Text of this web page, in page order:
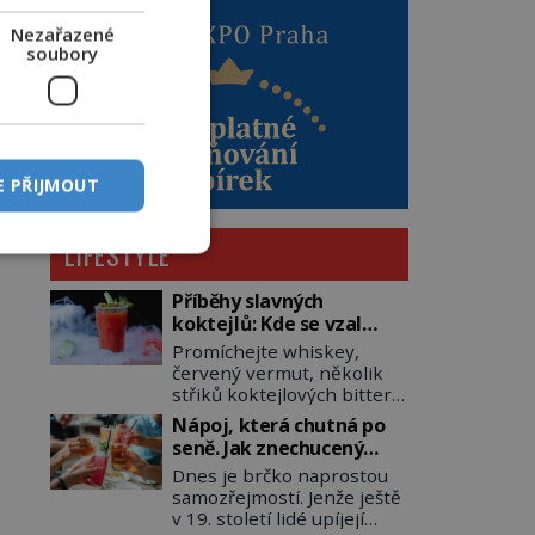
LIFESTYLE
Příběhy slavných
koktejlů: Kde se vzal
Manhattan a Bloody
Mary?
Promíchejte whiskey,
červený vermut, několik
střiků koktejlových bitters
a led, sceďte, ozdobte
koktejlovou třešinkou a
tadá… Manhattan je tu! A
pokud to má být skutečně
on, dejte si pozor, ať místo
klasické americké rye
Nápoj, která chutná po
seně. Jak znechucený
Američan vymyslel brčko
Dnes je brčko naprostou
samozřejmostí. Jenže ještě
v 19. století lidé upíjejí
Nezařazené
soubory
PŘIJMOUT